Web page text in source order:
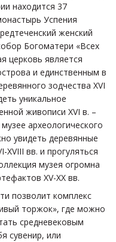
находится 37
Успения
женский
Богоматери «Всех
церковь является
и единственным в
зодчества XVI
уникальное
живописи XVI в. –
археологического
увидеть деревянные
XVIII вв. и прогуляться
музея огромна
XV-XX вв.
позволит комплекс
торжок», где можно
средневековым
сувенир, или